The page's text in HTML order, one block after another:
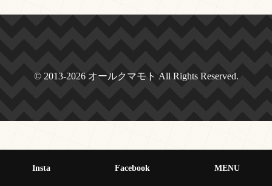
© 2013-2026 オールクマモト All Rights Reserved.
Insta Facebook MENU